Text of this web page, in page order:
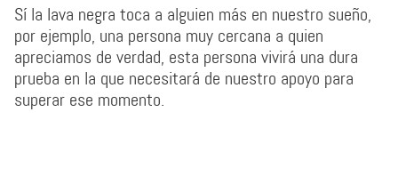
Sí la lava negra toca a alguien más en nuestro sueño,
por ejemplo, una persona muy cercana a quien
apreciamos de verdad, esta persona vivirá una dura
prueba en la que necesitará de nuestro apoyo para
superar ese momento.